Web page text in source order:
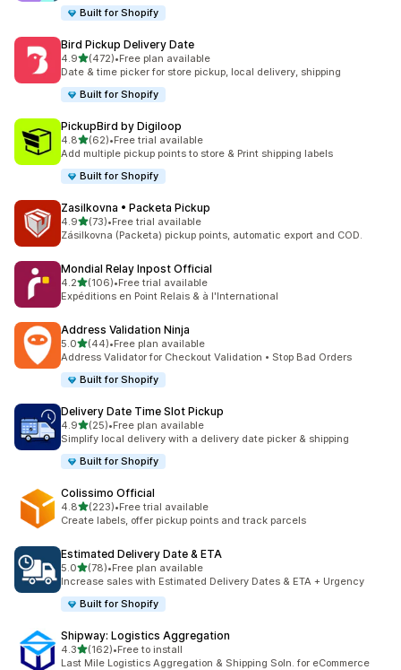
Built for Shopify
Bird Pickup Delivery Date
4.95つ星中
(472)
合計レビュー数：472件
•Free plan available
Date & time picker for store pickup, local delivery, shipping
Built for Shopify
PickupBird by Digiloop
4.85つ星中
(62)
合計レビュー数：62件
•Free trial available
Add multiple pickup points to store & Print shipping labels
Built for Shopify
Zasilkovna • Packeta Pickup
4.95つ星中
(73)
合計レビュー数：73件
•Free trial available
Zásilkovna (Packeta) pickup points, automatic export and COD.
Mondial Relay Inpost Official
4.25つ星中
(106)
合計レビュー数：106件
•Free trial available
Expéditions en Point Relais & à l'International
Address Validation Ninja
5.05つ星中
(44)
合計レビュー数：44件
•Free plan available
Address Validator for Checkout Validation • Stop Bad Orders
Built for Shopify
Delivery Date Time Slot Pickup
4.95つ星中
(25)
合計レビュー数：25件
•Free plan available
Simplify local delivery with a delivery date picker & shipping
Built for Shopify
Colissimo Official
4.85つ星中
(223)
合計レビュー数：223件
•Free trial available
Create labels, offer pickup points and track parcels
Estimated Delivery Date & ETA
5.05つ星中
(78)
合計レビュー数：78件
•Free plan available
Increase sales with Estimated Delivery Dates & ETA + Urgency
Built for Shopify
Shipway: Logistics Aggregation
4.35つ星中
(162)
合計レビュー数：162件
•Free to install
Last Mile Logistics Aggregation & Shipping Soln. for eCommerce